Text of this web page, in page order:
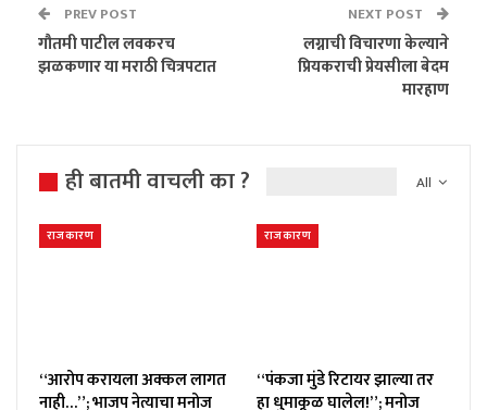
PREV POST
गौतमी पाटील लवकरच
झळकणार या मराठी चित्रपटात
NEXT POST
लग्नाची विचारणा केल्याने
प्रियकराची प्रेयसीला बेदम
मारहाण
All
ही बातमी वाचली का ?
राजकारण
“आरोप करायला अक्कल लागत
नाही…”; भाजप नेत्याचा मनोज
राजकारण
“पंकजा मुंडे रिटायर झाल्या तर
हा धुमाकूळ घालेल!”; मनोज